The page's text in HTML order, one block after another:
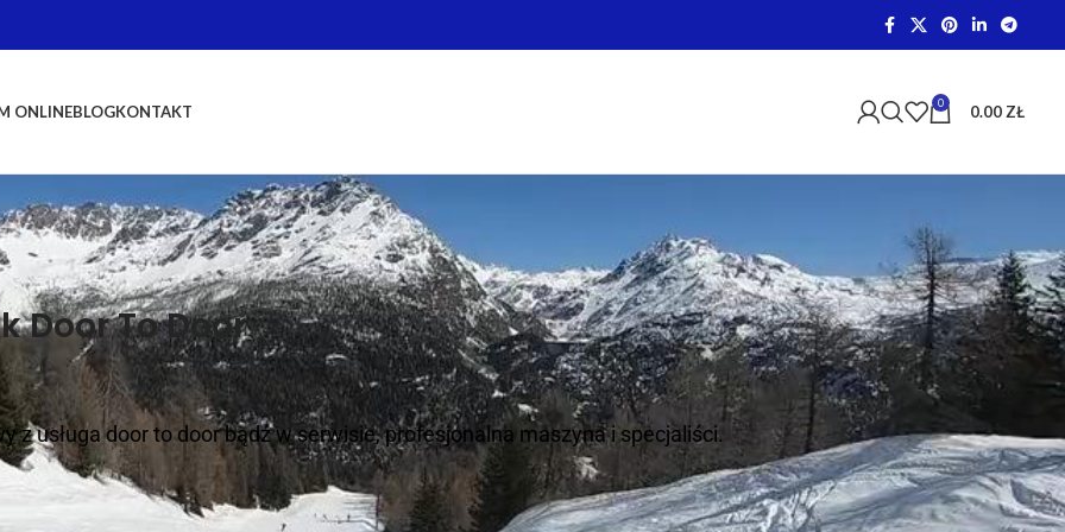
ONLINEBLOGKONTAKT 0 0.00 ZŁ
Door To Door
z usługa door to door bądź w serwisie, profesjonalna maszyna i specjaliści.